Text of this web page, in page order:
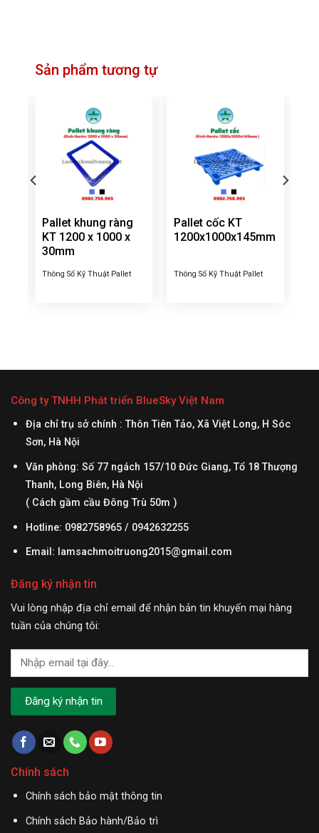
Sản phẩm tương tự
Pallet khung ràng
KT 1200 x 1000 x
30mm
Thông Số Kỹ Thuật Pallet
thiểu từ 200 PCE. – Công
Pallet cốc KT
1200x1000x145mm
Thông Số Kỹ Thuật Pallet
dương, xanh lá, …. – Nhận
Công ty TNHH Phát triển BlueSky Việt Nam
Địa chỉ trụ sở chính : Thôn Tiên Tảo, Xã Việt Long, H Sóc
Sơn, Hà Nội
Văn phòng: Số 77 ngách 157/10 Đức Giang, Tổ 18 Thượng
Thanh, Long Biên, Hà Nội
( Cách gầm cầu Đông Trù 50m )
Hotline: 0982758965 / 0942632255
Email: lamsachmoitruong2015@gmail.com
Đăng ký nhận tin
Vui lòng nhập địa chỉ email để nhận bản tin khuyến mại hàng
tuần của chúng tôi:
Chính sách
Chính sách bảo mật thông tin
Chính sách Bảo hành/Bảo trì